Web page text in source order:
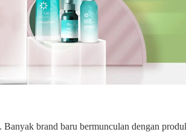
brand baru bermunculan dengan